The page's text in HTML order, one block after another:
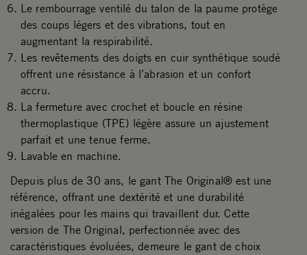
Le rembourrage ventilé du talon de la paume protège
des coups légers et des vibrations, tout en
augmentant la respirabilité.
Les revêtements des doigts en cuir synthétique soudé
offrent une résistance à l’abrasion et un confort
accru.
La fermeture avec crochet et boucle en résine
thermoplastique (TPE) légère assure un ajustement
parfait et une tenue ferme.
Lavable en machine.
Depuis plus de 30 ans, le gant The Original® est une
référence, offrant une dextérité et une durabilité
inégalées pour les mains qui travaillent dur. Cette
version de The Original, perfectionnée avec des
caractéristiques évoluées, demeure le gant de choix